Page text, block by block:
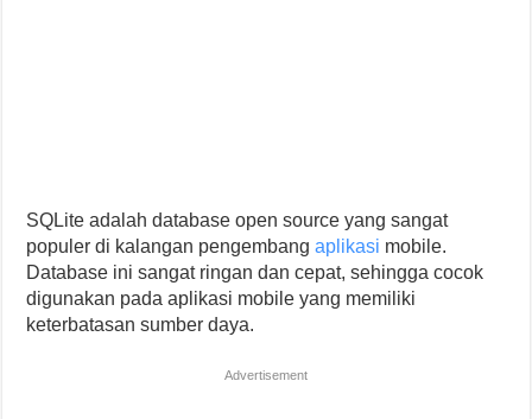
SQLite adalah database open source yang sangat
populer di kalangan pengembangaplikasi mobile.
Database ini sangat ringan dan cepat, sehingga cocok
digunakan pada aplikasi mobile yang memiliki
keterbatasan sumber daya.
Advertisement